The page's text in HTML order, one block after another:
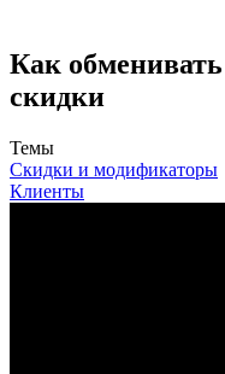
Как
скидки
Темы
Скидки и модификаторы
Клиенты